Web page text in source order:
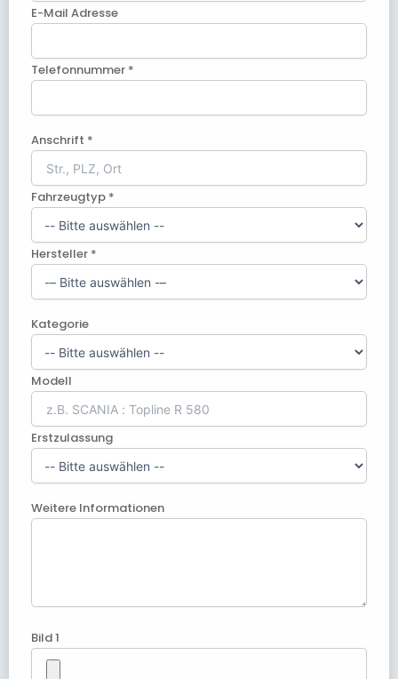
E-Mail Adresse
Telefonnummer *
Anschrift *
Fahrzeugtyp *
Hersteller *
Kategorie
Modell
Erstzulassung
Weitere Informationen
Bild 1